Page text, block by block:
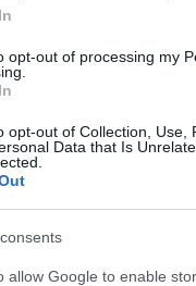
opt-out of processing my
opt-out of Collection, Use,
Data that Is
allow Google to enable
és Takács Kati
vagy a